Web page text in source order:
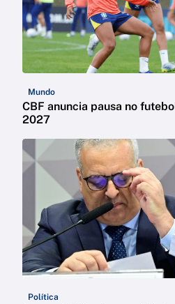
Mundo
CBF anuncia pausa no
2027
Política